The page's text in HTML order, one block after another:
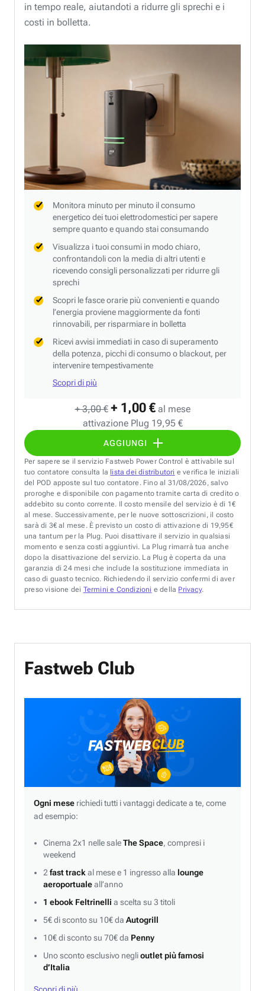
+ 3,00 € + 1,00 € al mese
attivazione Plug 19,95 €
AGGIUNGI
in tempo reale, aiutandoti a ridurre gli sprechi e i
costi in bolletta.
Monitora minuto per minuto il consumo
energetico dei tuoi elettrodomestici per sapere
sempre quanto e quando stai consumando
Visualizza i tuoi consumi in modo chiaro,
confrontandoli con la media di altri utenti e
ricevendo consigli personalizzati per ridurre gli
sprechi
Scopri le fasce orarie più convenienti e quando
l’energia proviene maggiormente da fonti
rinnovabili, per risparmiare in bolletta
Ricevi avvisi immediati in caso di superamento
della potenza, picchi di consumo o blackout, per
intervenire tempestivamente
Scopri di più
Per sapere se il servizio Fastweb Power Control è attivabile sul
tuo contatore consulta la lista dei distributori e verifica le iniziali
del POD apposte sul tuo contatore. Fino al 31/08/2026, salvo
proroghe e disponibile con pagamento tramite carta di credito o
addebito su conto corrente. Il costo mensile del servizio è di 1€
al mese. Successivamente, per le nuove sottoscrizioni, il costo
sarà di 3€ al mese. È previsto un costo di attivazione di 19,95€
una tantum per la Plug. Puoi disattivare il servizio in qualsiasi
momento e senza costi aggiuntivi. La Plug rimarrà tua anche
dopo la disattivazione del servizio. La Plug è coperta da una
garanzia di 24 mesi che include la sostituzione immediata in
caso di guasto tecnico. Richiedendo il servizio confermi di aver
preso visione dei Termini e Condizioni e della Privacy.
Fastweb Club
Ogni mese richiedi tutti i vantaggi dedicate a te, come
ad esempio:
Cinema 2x1 nelle saleThe Space, compresi i
weekend
2 fast track al mese e 1 ingresso alla lounge
aeroportualeall’anno
1 ebook Feltrinelli a scelta su 3 titoli
5€ di sconto su 10€ da Autogrill
10€ di sconto su 70€ da Penny
Uno sconto esclusivo neglioutlet più famosi
d’Italia
Scopri di più.